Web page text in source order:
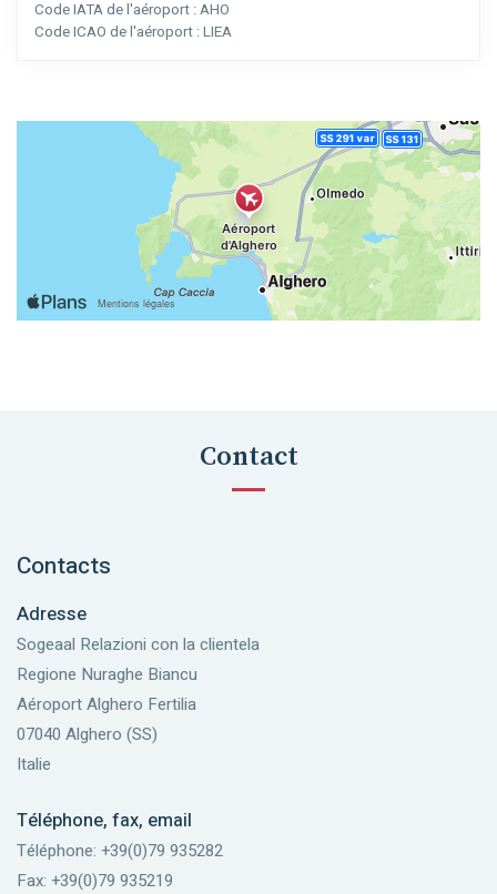
Code IATA de l'aéroport :AHO
Code ICAO de l'aéroport :LIEA
Contact
Contacts
Adresse
Sogeaal Relazioni con la clientela
Regione Nuraghe Biancu
Aéroport Alghero Fertilia
07040 Alghero (SS)
Italie
Téléphone, fax, email
Téléphone: +39(0)79 935282
Fax: +39(0)79 935219